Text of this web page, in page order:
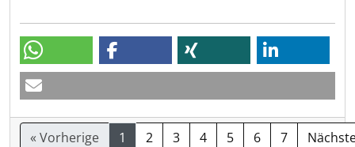
« Vorherige 1 2 3 4 5 6 7